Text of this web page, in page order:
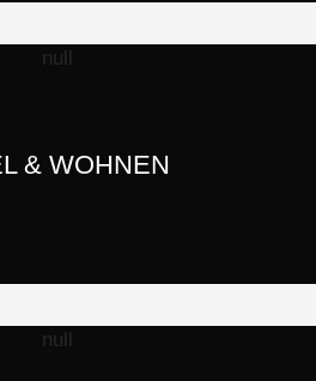
& WOHNEN